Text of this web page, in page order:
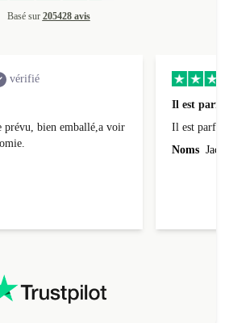
Basé sur 205428 avis
vérifié
prévu, bien emballé,a voir
Il est
Il est parfait
Noms